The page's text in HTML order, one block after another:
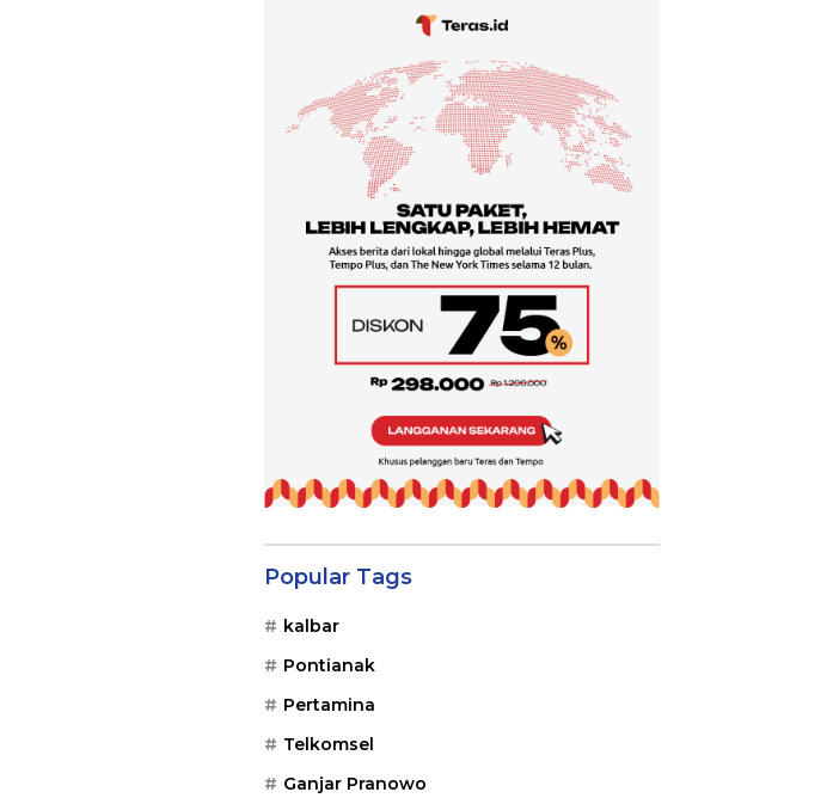
Popular Tags
kalbar
Pontianak
Pertamina
Telkomsel
Ganjar Pranowo